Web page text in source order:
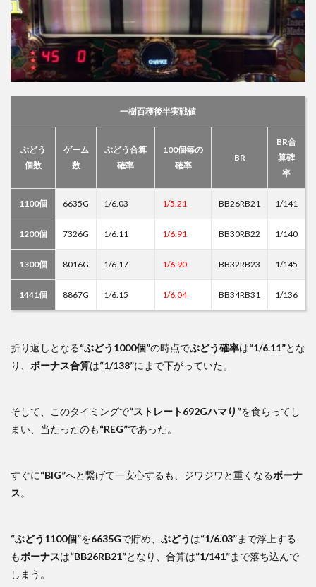
一樹百穫後半実戦値
ぶどう
個数
ゲーム
数
ぶどう合算
確率
100個毎の
確率
BR
BR合
算確
率
1100個 6635G 1/6.03 1/5.21 BB26RB21 1/141
1200個 7326G 1/6.11 1/6.91 BB30RB22 1/140
1300個 8016G 1/6.17 1/6.90 BB32RB23 1/145
1441個 8867G 1/6.15 1/6.04 BB34RB31 1/136
折り返しとなる“ぶどう1000個”の時点でぶどう確率は“1/6.11”とな
り、 ボーナス合算は“1/138”にまで下がっていた。
そして、このタイミングで“ストレート692Gハマり”を食らってし
まい、当たったのも“REG”であった。
すぐに“BIG”へと繋げて一安心するも、ジワジワと重くなるボーナ
ス。
“ぶどう1100個”を6635Gで貯め、 ぶどう は“1/6.03”まで浮上する
もボーナスは“BB26RB21”となり、合算は“1/141”まで落ち込んで
しまう。